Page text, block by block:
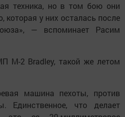
техника, но в том бою они
которая у них осталась после
— вспоминает Расим
М-2 Bradley, такой же летом
машина пехоты, против
Единственное, что делает